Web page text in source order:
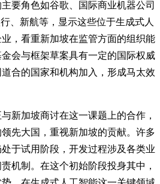
要角色如谷歌、国际商业机器公司
、新航等，显示这些位于生成式人
，看重新加坡在监管方面的组织能
会与框架草案具有一定的国际权威
合的国家和机构加入，形成马太效
新加坡商讨在这一课题上的合作，
先大国，重视新加坡的贡献。许多
于试用阶段，开发过程涉及各类业
机制。在这个初始阶段投身其中，